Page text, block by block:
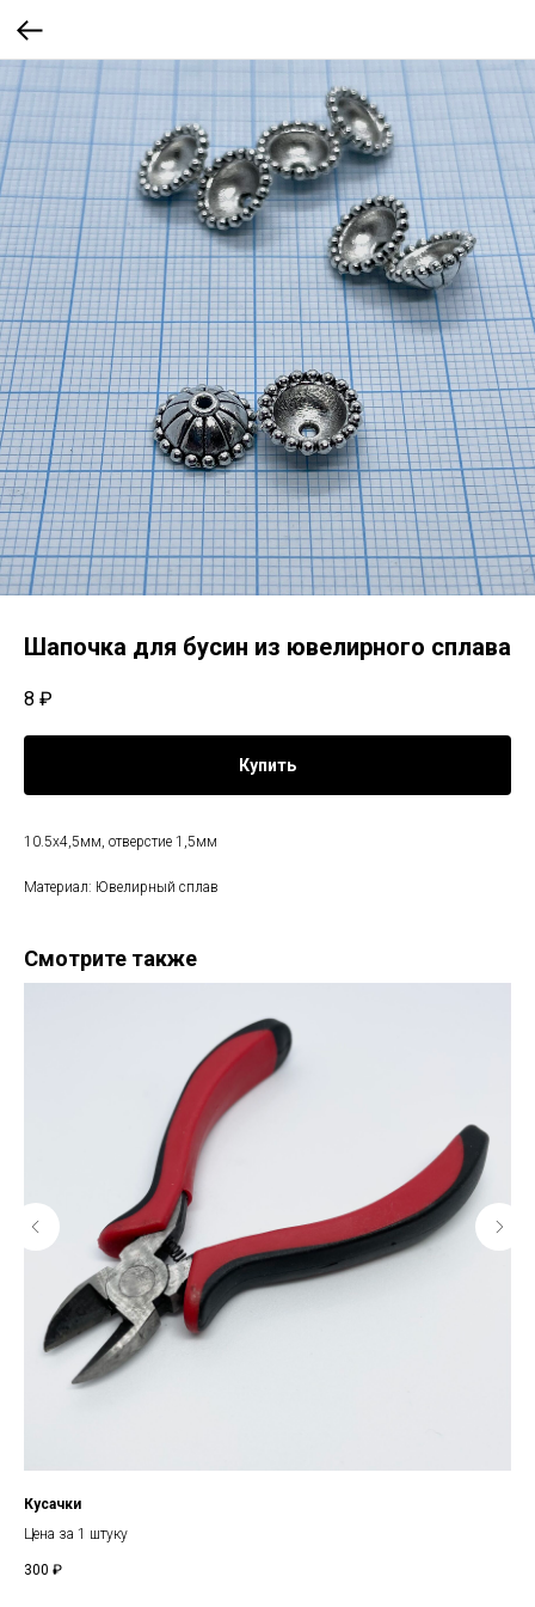
Шапочка для бусин из ювелирного сплава
8 ₽
Купить
10.5х4,5мм, отверстие 1,5мм
Материал: Ювелирный сплав
Смотрите также
Кусачки
Цена за 1 штуку
300 ₽